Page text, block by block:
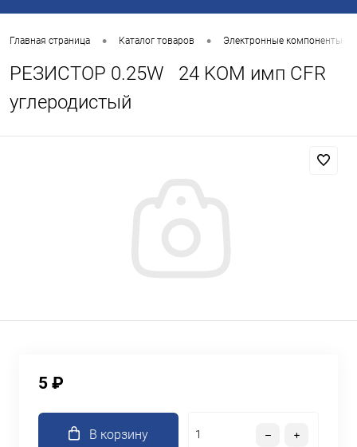
Главная страница • Каталог товаров • Электронные компоненты
РЕЗИСТОР 0.25W 24 KOM имп CFR
углеродистый
5 ₽
В корзину